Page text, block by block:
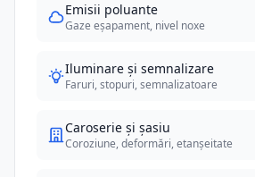
Emisii poluante
Gaze eșapament, nivel noxe
Iluminare și semnalizare
Faruri, stopuri, semnalizatoare
Caroserie și șasiu
Coroziune, deformări, etanșeitate